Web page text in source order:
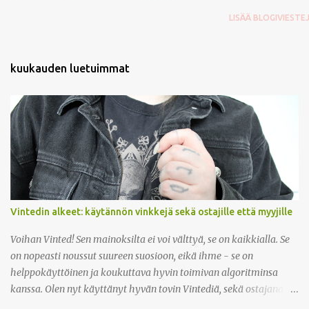
n
t
i
LISÄÄ
kuukauden luetuimmat
Vintedin alkeet: käytännön vinkkejä sekä ostajille että myyjille
Voihan Vinted! Sen mainoksilta ei voi välttyä, se on kaikkialla. Se
on nopeasti noussut suureen suosioon, eikä ihme - se on
helppokäyttöinen ja koukuttava hyvin toimivan algoritminsa
kanssa. Olen nyt käyttänyt hyvän tovin Vintediä, sekä ostajana